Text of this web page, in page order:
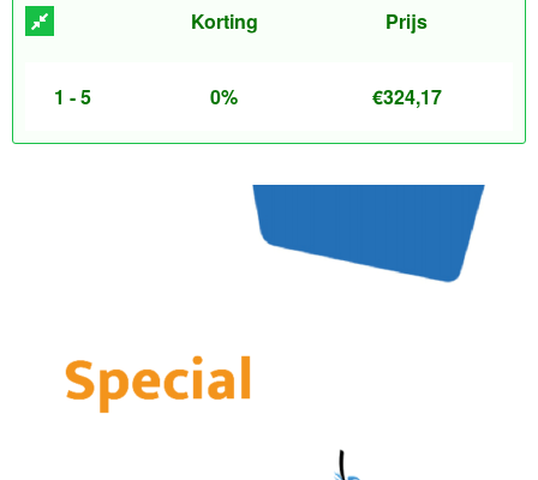
Korting Prijs
1 - 5 0% €324,17